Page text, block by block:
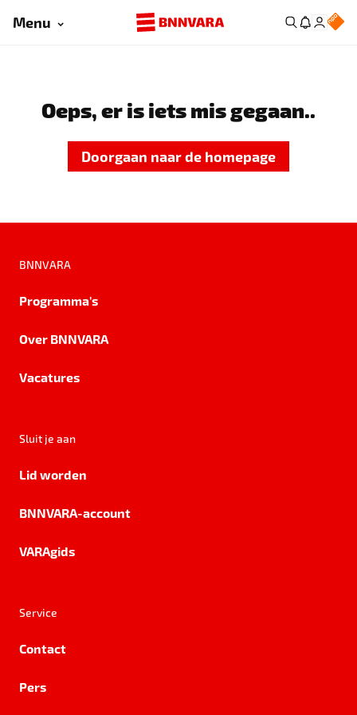
Menu
Oeps, er is iets mis gegaan..
Doorgaan naar de homepage
BNNVARA
Programma's
Over BNNVARA
Vacatures
Sluit je aan
Lid worden
BNNVARA-account
VARAgids
Service
Contact
Pers